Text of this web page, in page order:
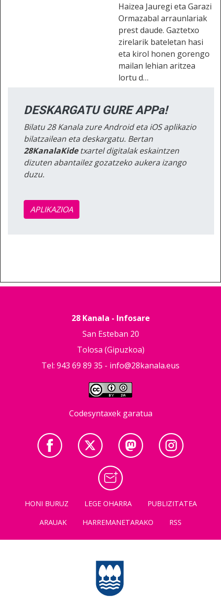
Haizea Jauregi eta Garazi
Ormazabal arraunlariak
prest daude. Gaztetxo
zirelarik bateletan hasi
eta kirol honen gorengo
mailan lehian aritzea
lortu d…
DESKARGATU GURE APPa!
Bilatu 28 Kanala zure Android eta iOS aplikazio
bilatzailean eta deskargatu. Bertan
28KanalaKidetxartel digitalak eskaintzen
dizuten abantailez gozatzeko aukera izango
duzu.
APLIKAZIOA
28 Kanala - Infosare
San Esteban 20
Tolosa (Gipuzkoa)
Tel: 943 69 89 35 - info@28kanala.eus
Codesyntaxek garatua
HONI BURUZ LEGE OHARRA
PUBLIZITATEA
ARAUAK
HARREMANETARAKO RSS